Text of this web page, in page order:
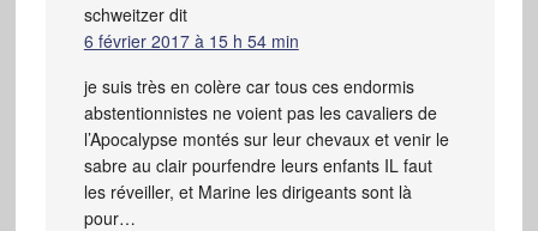
schweitzer dit
6 février 2017 à 15 h 54 min
je suis très en colère car tous ces endormis
abstentionnistes ne voient pas les cavaliers de
l’Apocalypse montés sur leur chevaux et venir le
sabre au clair pourfendre leurs enfants IL faut
les réveiller, et Marine les dirigeants sont là
pour…